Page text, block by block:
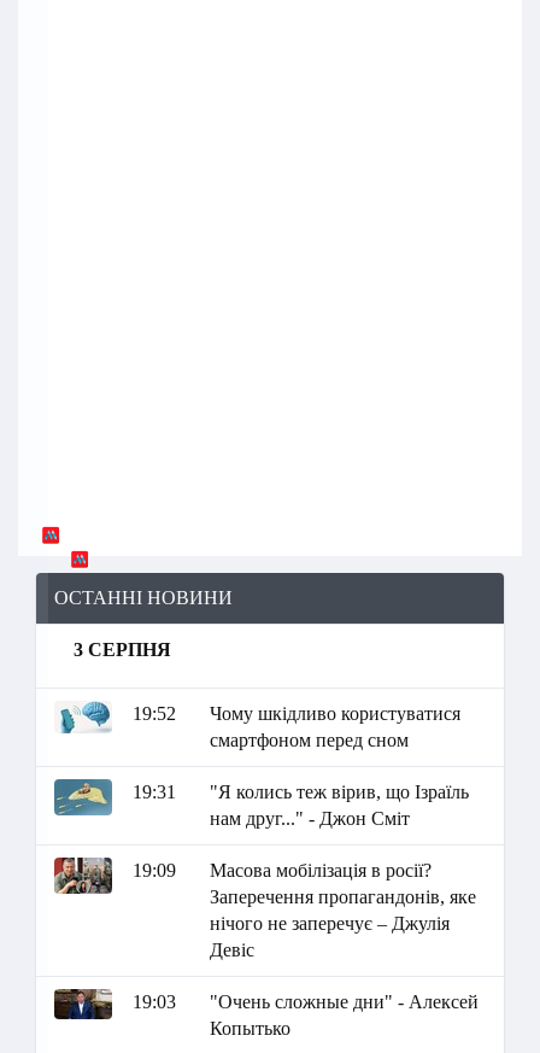
ОСТАННІ НОВИНИ
3 СЕРПНЯ
19:52
Чому шкідливо користуватися
смартфоном перед сном
19:31
"Я колись теж вірив, що Ізраїль
нам друг..." - Джон Сміт
19:09
Масова мобілізація в росії?
Заперечення пропагандонів, яке
нічого не заперечує – Джулія
Девіс
19:03
"Очень сложные дни" - Алексей
Копытько